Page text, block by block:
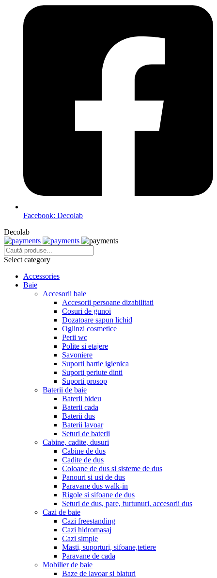
Facebook: Decolab
Decolab
Select category
Accessories
Baie
Accesorii baie
Accesorii persoane dizabilitati
Cosuri de gunoi
Dozatoare sapun lichid
Oglinzi cosmetice
Perii wc
Polite si etajere
Savoniere
Suporti hartie igienica
Suporti periute dinti
Suporti prosop
Baterii de baie
Baterii bideu
Baterii cada
Baterii dus
Baterii lavoar
Seturi de baterii
Cabine, cadite, dusuri
Cabine de dus
Cadite de dus
Coloane de dus si sisteme de dus
Panouri si usi de dus
Paravane dus walk-in
Rigole si sifoane de dus
Seturi de dus, pare, furtunuri, accesorii dus
Cazi de baie
Cazi freestanding
Cazi hidromasaj
Cazi simple
Masti, suporturi, sifoane,tetiere
Paravane de cada
Mobilier de baie
Baze de lavoar si blaturi